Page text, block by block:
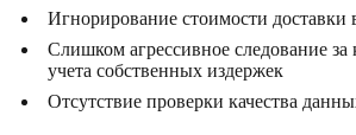
Игнорирование стоимости доставки
Слишком агрессивное следование за
учета собственных издержек
Отсутствие проверки качества